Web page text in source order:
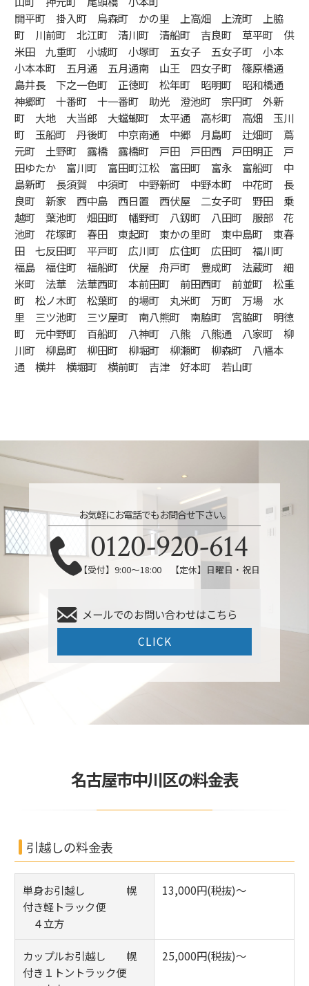
開平町 掛入町 烏森町 かの里 上高畑 上流町 上脇
町 川前町 北江町 清川町 清船町 吉良町 草平町 供
米田 九重町 小城町 小塚町 五女子 五女子町 小本
小本本町 五月通 五月通南 山王 四女子町 篠原橋通
島井長 下之一色町 正徳町 松年町 昭明町 昭和橋通
神郷町 十番町 十一番町 助光 澄池町 宗円町 外新
町 大地 大当郎 大蟷螂町 太平通 高杉町 高畑 玉川
町 玉船町 丹後町 中京南通 中郷 月島町 辻畑町 蔦
元町 土野町 露橋 露橋町 戸田 戸田西 戸田明正 戸
田ゆたか 富川町 富田町江松 富田町 富永 富船町 中
島新町 長須賀 中須町 中野新町 中野本町 中花町 長
良町 新家 西中島 西日置 西伏屋 二女子町 野田 乗
越町 葉池町 畑田町 幡野町 八釼町 八田町 服部 花
池町 花塚町 春田 東起町 東かの里町 東中島町 東春
田 七反田町 平戸町 広川町 広住町 広田町 福川町
福島 福住町 福船町 伏屋 舟戸町 豊成町 法蔵町 細
米町 法華 法華西町 本前田町 前田西町 前並町 松重
町 松ノ木町 松葉町 的場町 丸米町 万町 万場 水
里 三ツ池町 三ツ屋町 南八熊町 南脇町 宮脇町 明徳
町 元中野町 百船町 八神町 八熊 八熊通 八家町 柳
川町 柳島町 柳田町 柳堀町 柳瀬町 柳森町 八幡本
通 横井 横堀町 横前町 吉津 好本町 若山町
お気軽にお電話でもお問合せ下さい。
0120-920-614
【受付】9:00～18:00 【定休】日曜日・祝日
メールでのお問い合わせはこちら
CLICK
名古屋市中川区の料金表
引越しの料金表
単身お引越し 幌
付き軽トラック便
４立方
13,000円(税抜)～
カップルお引越し 幌
付き１トントラック便
25,000円(税抜)～